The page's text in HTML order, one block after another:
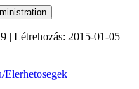
| Létrehozás: 2015-01-05